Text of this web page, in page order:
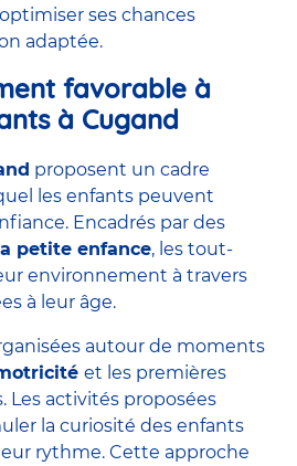
ses chances
adaptée.
favorable à
à Cugand
proposent un cadre
les enfants peuvent
Encadrés par des
petite enfance, les tout-
environnement à travers
à leur âge.
autour de moments
et les premières
Les activités proposées
la curiosité des enfants
rythme. Cette approche